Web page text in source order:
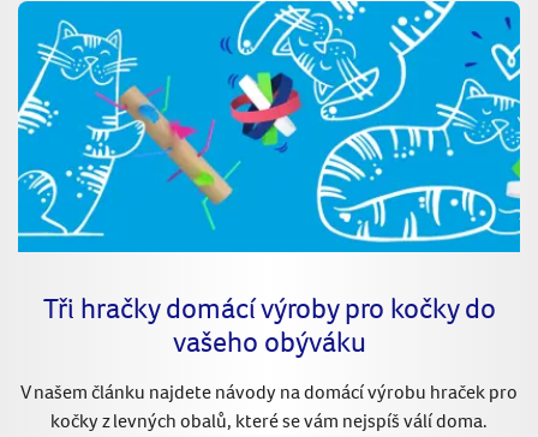
Tři hračky domácí výroby pro kočky do
vašeho obýváku
V našem článku najdete návody na domácí výrobu hraček pro
kočky z levných obalů, které se vám nejspíš válí doma.